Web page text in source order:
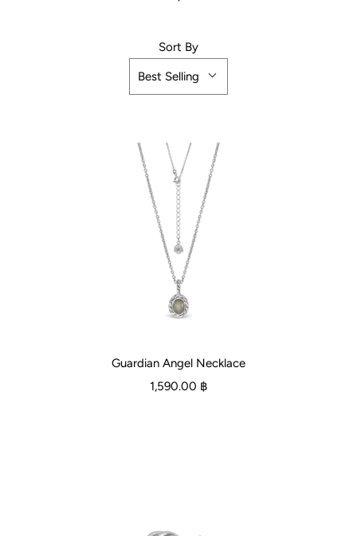
Sort By
Best Selling
Guardian Angel Necklace
1,590.00 ฿